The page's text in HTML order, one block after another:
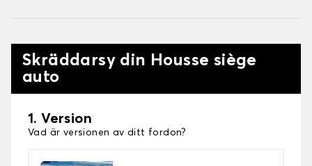
Skräddarsy din Housse siège
auto
1. Version
Vad är versionen av ditt fordon?